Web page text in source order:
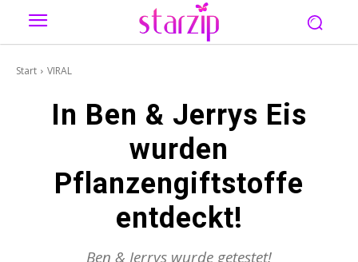
Start VIRAL
In Ben & Jerrys Eis
wurden
Pflanzengiftstoffe
entdeckt!
Ben & Jerrys wurde getestet!